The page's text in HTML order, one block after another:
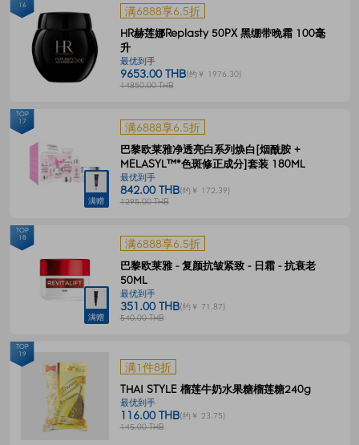
满6888享6.5折
HR赫莲娜Replasty 50PX 黑绷带晚霜 100毫
升
最优到手
9653.00 THB(约￥ 1976.30)
14850.00 THB
16
满赠
满6888享6.5折
巴黎欧莱雅净透亮白系列焕白[烟酰胺 +
MELASYL™*色斑修正成分]套装 180ML
最优到手
842.00 THB(约￥ 172.39)
1295.00 THB
TOP
17
满赠
满6888享6.5折
巴黎欧莱雅 - 复颜抗皱紧致 - 日霜 - 抗衰老
50ML
最优到手
351.00 THB(约￥ 71.87)
540.00 THB
TOP
18
满1件8折
THAI STYLE 榴莲牛奶水果糖榴莲糖240g
最优到手
116.00 THB(约￥ 23.75)
145.00 THB
TOP
19